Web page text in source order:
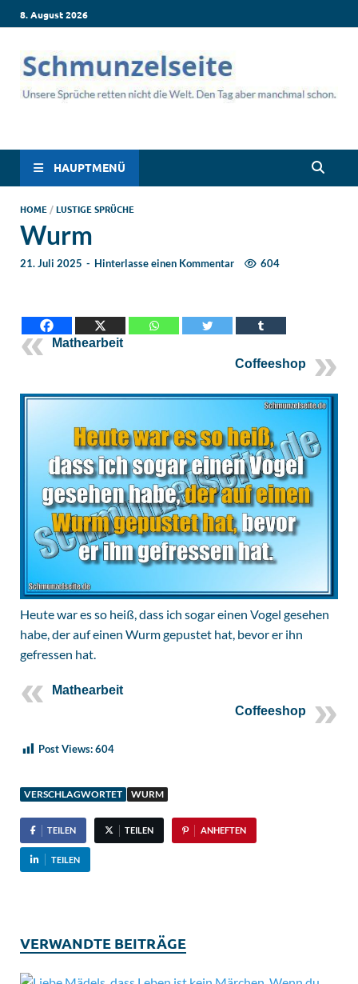
8. August 2026
Schmunzelseite –
Coole lustige Sprüche
für intensives
Schmunzeln
für jede Situation: Leben, Job, Liebe, Geburtstag & mehr. Lachen
ist hier garantiert!
HAUPTMENÜ
HOME /LUSTIGE SPRÜCHE
Wurm
21. Juli 2025 - Hinterlasse einen Kommentar 604
Mathearbeit
Coffeeshop
Heute war es so heiß, dass ich sogar einen Vogel gesehen
habe, der auf einen Wurm gepustet hat, bevor er ihn
gefressen hat.
Mathearbeit
Coffeeshop
Post Views:604
VERSCHLAGWORTET WURM
TEILEN TEILEN ANHEFTEN
TEILEN
VERWANDTE BEITRÄGE